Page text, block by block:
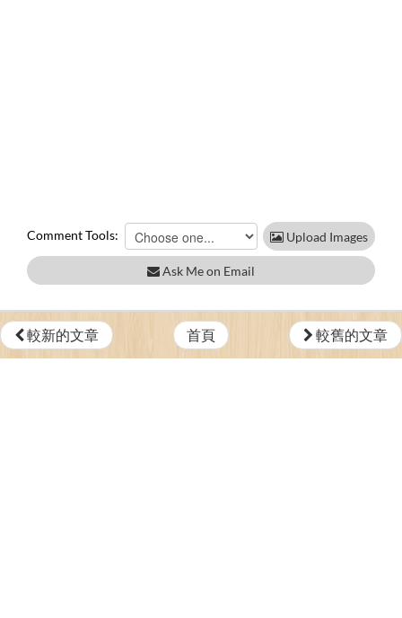
Comment Tools: Upload Images
Ask Me on Email
較新的文章 首頁 較舊的文章